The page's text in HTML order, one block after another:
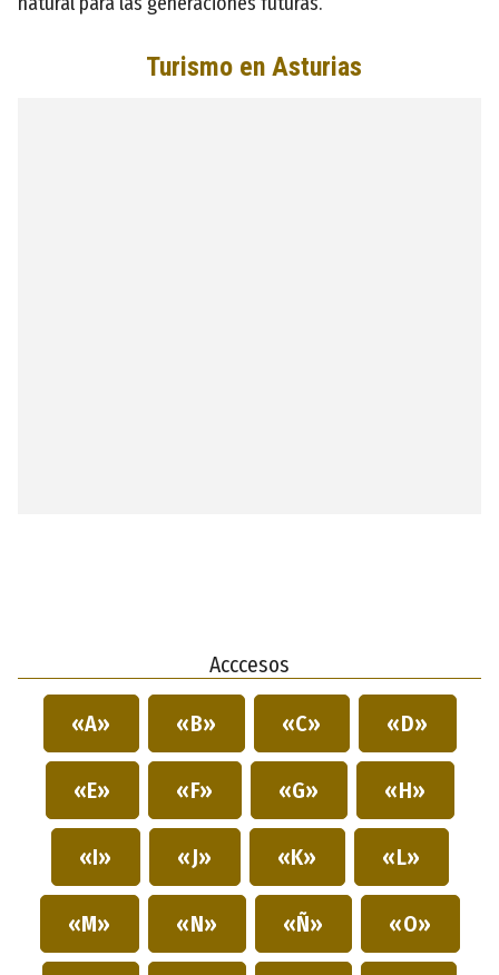
Acccesos
«A» «B» «C» «D»
«E» «F» «G» «H»
«I» «J» «K» «L»
«M» «N» «Ñ» «O»